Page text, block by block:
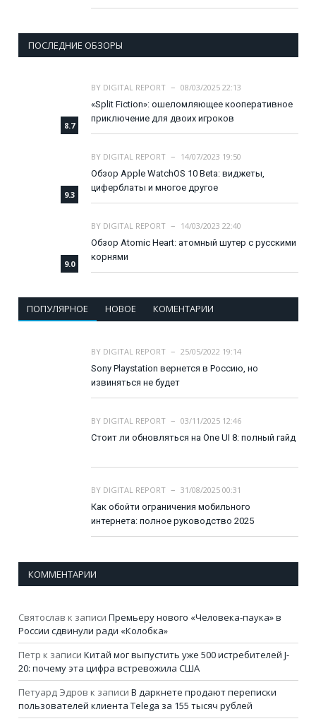
ПОСЛЕДНИЕ ОБЗОРЫ
8.7
BY DIGITAL REPORT
08/03/2025 22:13
«Split Fiction»: ошеломляющее кооперативное
приключение для двоих игроков
9.3
BY DIGITAL REPORT
14/07/2023 19:50
Обзор Apple WatchOS 10 Beta: виджеты,
циферблаты и многое другое
9.0
BY DIGITAL REPORT
14/03/2023 22:40
Обзор Atomic Heart: атомный шутер с русскими
корнями
ПОПУЛЯРНОЕ НОВОЕ КОМЕНТАРИИ
BY DIGITAL REPORT
25/05/2022 19:14
Sony Playstation вернется в Россию, но
извиняться не будет
BY DIGITAL REPORT
03/11/2025 12:46
Стоит ли обновляться на One UI 8: полный гайд
BY DIGITAL REPORT
31/08/2025 00:31
Как обойти ограничения мобильного
интернета: полное руководство 2025
КОММЕНТАРИИ
Святослав к записи Премьеру нового «Человека-паука» в
России сдвинули ради «Колобка»
Петр к записи Китай мог выпустить уже 500 истребителей J-
20: почему эта цифра встревожила США
Петуард Эдров к записи В даркнете продают переписки
пользователей клиента Telega за 155 тысяч рублей